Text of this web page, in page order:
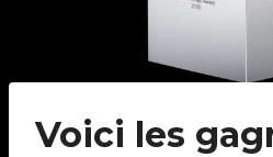
Voici les